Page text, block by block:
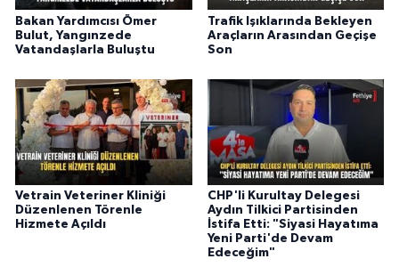
Bakan Yardımcısı Ömer
Bulut, Yangınzede
Vatandaşlarla Buluştu
Trafik Işıklarında Bekleyen
Araçların Arasından Geçişe
Son
Vetrain Veteriner Kliniği
Düzenlenen Törenle
Hizmete Açıldı
CHP'li Kurultay Delegesi
Aydın Tilkici Partisinden
İstifa Etti: "Siyasi Hayatıma
Yeni Parti'de Devam
Edeceğim"